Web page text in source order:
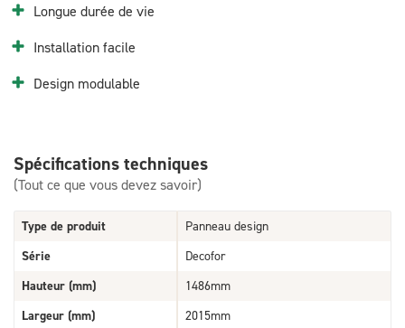
Longue durée de vie
Installation facile
Design modulable
Spécifications techniques
(Tout ce que vous devez savoir)
Type de produit
Panneau design
Série
Decofor
Hauteur (mm)
1486mm
Largeur (mm)
2015mm